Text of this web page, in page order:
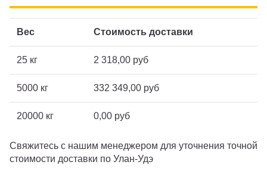
Вес Стоимость доставки
25 кг 2 318,00 руб
5000 кг 332 349,00 руб
20000 кг 0,00 руб
Свяжитесь с нашим менеджером для уточнения точной
стоимости доставки по Улан-Удэ